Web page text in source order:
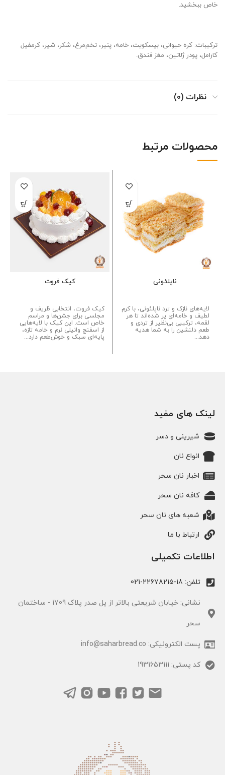
خاص ببخشید.
ترکیبات: کره حیوانی، بیسکویت، خامه، پنیر، تخم‌مرغ، شکر، شیر، کرمفیل
کارامل، پودر ژلاتین، مغز فندق.
نظرات (0)
محصولات مرتبط
ناپلئونی
لایه‌های نازک و ترد ناپلئونی، با کرم
لطیف و خامه‌ای پر شده‌اند تا هر
لقمه، ترکیبی بی‌نظیر از تردی و
طعم دلنشین را به شما هدیه
دهد...
کیک فروت
کیک فروت، انتخابی ظریف و
مجلسی برای جشن‌ها و مراسم
خاص است. این کیک با لایه‌هایی
از اسفنج وانیلی نرم و خامه تازه،
پایه‌ای سبک و خوش‌طعم دارد...
لینک های مفید
شیرینی و دسر
انواع نان
اخبار نان سحر
کافه نان سحر
شعبه های نان سحر
ارتباط با ما
اطلاعات تکمیلی
تلفن: 18-22678215-021
نشانی: خیابان شریعتی بالاتر از پل صدر پلاک 1709 - ساختمان
سحر
پست الکترونیکی: info@saharbread.co
کد پستی: 1931653111